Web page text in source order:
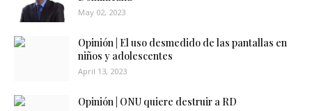
May 02, 2023
Opinión | El uso desmedido de las pantallas en
niños y adolescentes
April 13, 2023
Opinión | ONU quiere destruir a RD